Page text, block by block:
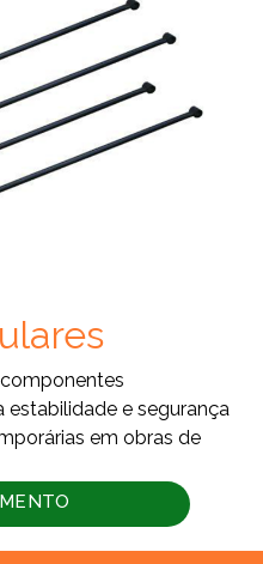
estabilidade e segurança
em obras de